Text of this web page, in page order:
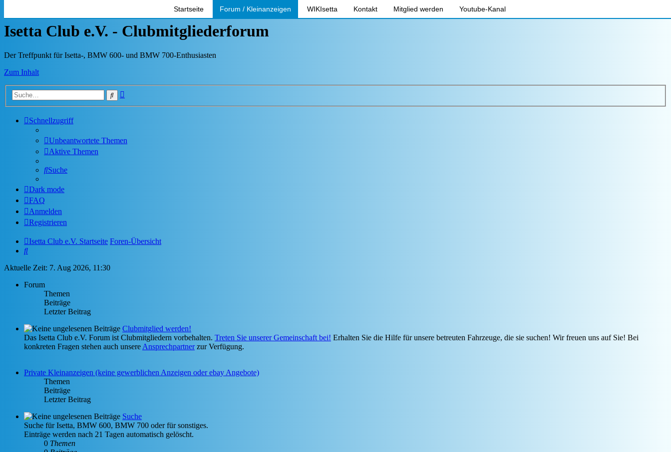
Startseite Forum / Kleinanzeigen WIKIsetta Kontakt Mitglied werden Youtube-Kanal
Isetta Club e.V. - Clubmitgliederforum
Der Treffpunkt für Isetta-, BMW 600- und BMW 700-Enthusiasten
Zum Inhalt
Suche
Schnellzugriff
Unbeantwortete Themen
Aktive Themen
Suche
Dark mode
FAQ
Anmelden
Registrieren
Isetta Club e.V. Startseite Foren-Übersicht
Suche
Aktuelle Zeit: 7. Aug 2026, 11:30
Forum
Themen
Beiträge
Letzter Beitrag
Clubmitglied werden!
Das Isetta Club e.V. Forum ist Clubmitgliedern vorbehalten. Treten Sie unserer Gemeinschaft bei! Erhalten Sie die Hilfe für unsere betreuten Fahrzeuge, die sie suchen! Wir freuen uns auf Sie! Bei
konkreten Fragen stehen auch unsere Ansprechpartnerzur Verfügung.
Private Kleinanzeigen (keine gewerblichen Anzeigen oder ebay Angebote)
Themen
Beiträge
Letzter Beitrag
Suche
Suche für Isetta, BMW 600, BMW 700 oder für sonstiges.
Einträge werden nach 21 Tagen automatisch gelöscht.
0 Themen